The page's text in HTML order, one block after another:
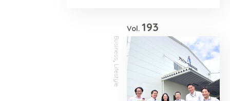
Business
,
Lifestyle
Vol. 193